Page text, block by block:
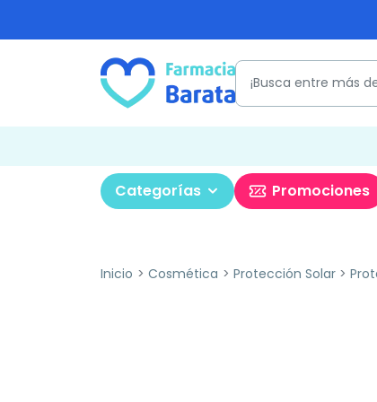
Categorías Promociones
Inicio Cosmética Protección Solar